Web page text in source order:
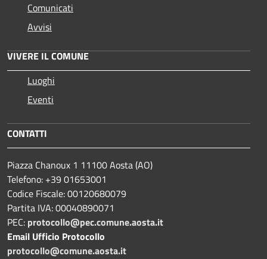
Comunicati
Avvisi
VIVERE IL COMUNE
Luoghi
Eventi
CONTATTI
Piazza Chanoux 1 11100 Aosta (AO)
Telefono: +39 01653001
Codice Fiscale: 00120680079
Partita IVA: 00040890071
PEC: protocollo@pec.comune.aosta.it
Email Ufficio Protocollo
protocollo@comune.aosta.it